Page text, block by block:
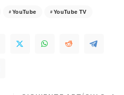
YouTube YouTube TV